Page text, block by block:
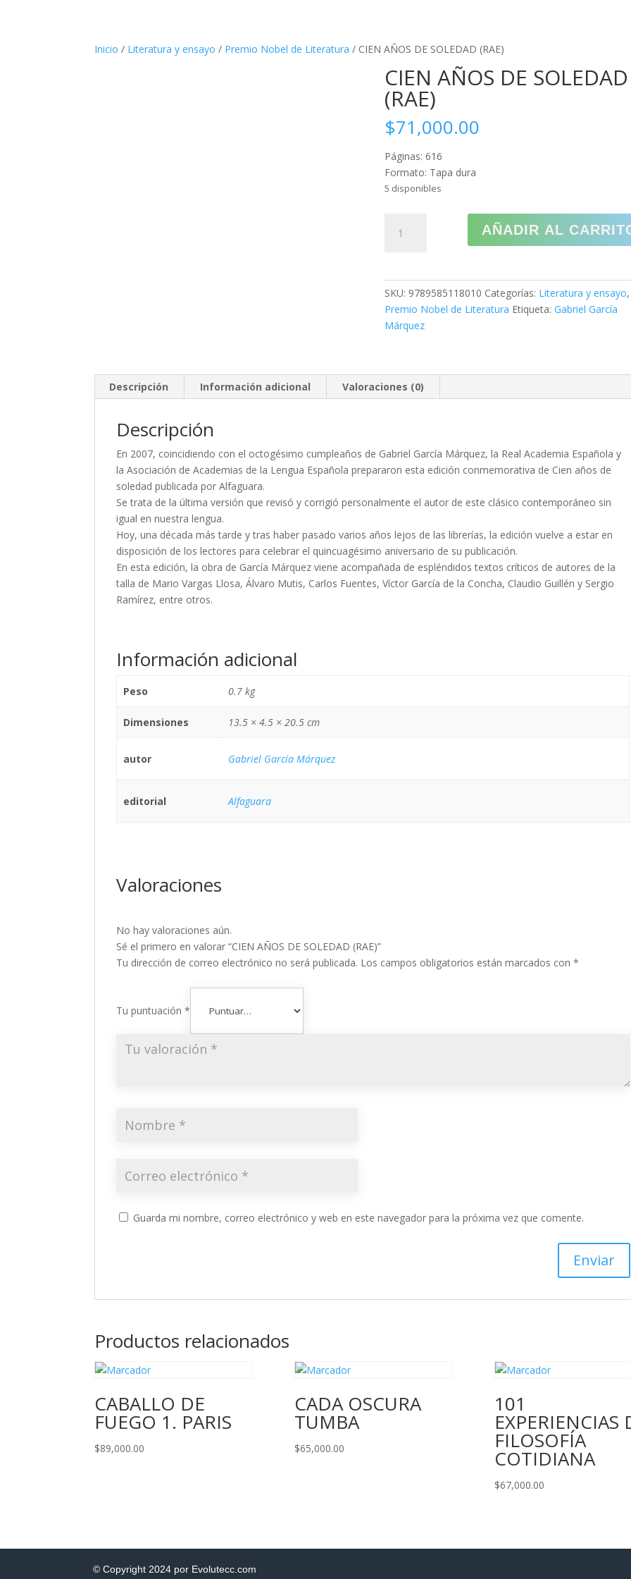
Inicio / Literatura y ensayo / Premio Nobel de Literatura / CIEN AÑOS DE SOLEDAD (RAE)
CIEN AÑOS DE SOLEDAD
(RAE)
$71,000.00
Páginas: 616
Formato: Tapa dura
5 disponibles
AÑOS
AÑADIR AL
SKU: 9789585118010 Categorías: Literatura y ensayo,
Premio Nobel de Literatura Etiqueta:Gabriel García
Márquez
Descripción Información adicional Valoraciones (0)
Descripción
En 2007, coincidiendo con el octogésimo cumpleaños de Gabriel García Márquez, la Real Academia Española y
la Asociación de Academias de la Lengua Española prepararon esta edición conmemorativa de Cien años de
soledad publicada por Alfaguara.
Se trata de la última versión que revisó y corrigió personalmente el autor de este clásico contemporáneo sin
igual en nuestra lengua.
Hoy, una década más tarde y tras haber pasado varios años lejos de las librerías, la edición vuelve a estar en
disposición de los lectores para celebrar el quincuagésimo aniversario de su publicación.
En esta edición, la obra de García Márquez viene acompañada de espléndidos textos críticos de autores de la
talla de Mario Vargas Llosa, Álvaro Mutis, Carlos Fuentes, Víctor García de la Concha, Claudio Guillén y Sergio
Ramírez, entre otros.
Información adicional
Peso 0.7 kg
Dimensiones 13.5 × 4.5 × 20.5 cm
autor Gabriel García Márquez
editorial Alfaguara
Valoraciones
No hay valoraciones aún.
Sé el primero en valorar “CIEN AÑOS DE SOLEDAD (RAE)”
Tu dirección de correo electrónico no será publicada. Los campos obligatorios están marcados con*
Tu puntuación*
Guarda mi nombre, correo electrónico y web en este navegador para la próxima vez que comente.
Productos relacionados
CABALLO DE
FUEGO 1. PARIS
$89,000.00
CADA OSCURA
TUMBA
$65,000.00
101
EXPERIENCIAS
FILOSOFÍA
COTIDIANA
$67,000.00
© Copyright 2024 por Evolutecc.com